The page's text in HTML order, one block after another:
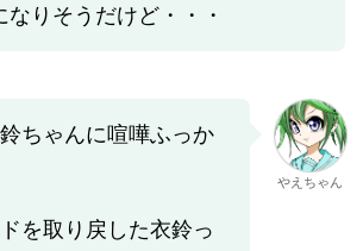
なりそうだけど・・・
ちゃんに喧嘩ふっか
を取り戻した衣鈴っ
やえちゃん